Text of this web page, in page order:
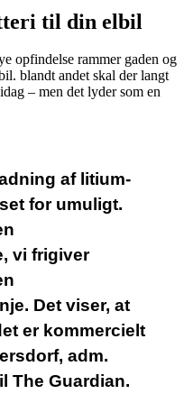
til din elbil
opfindelse rammer gaden og
blandt andet skal der langt
– men det lyder som en
af litium-
for umuligt.
vi frigiver
Det viser, at
er kommercielt
adm.
The Guardian.